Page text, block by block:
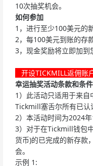
10次抽奖机会。
如何参加
1，进行至少100美元的
2，每100美元到账的存
3，现金奖励将立即加到
开设TICKMILL返佣账
幸运抽奖活动条款和条件
1）此活动只适用于来
Tickmill塞舌尔所有已认
2）本活动时间为2024
3）对于在Tickmill钱包
货币)的已完成的新存款
会。
示例 1: